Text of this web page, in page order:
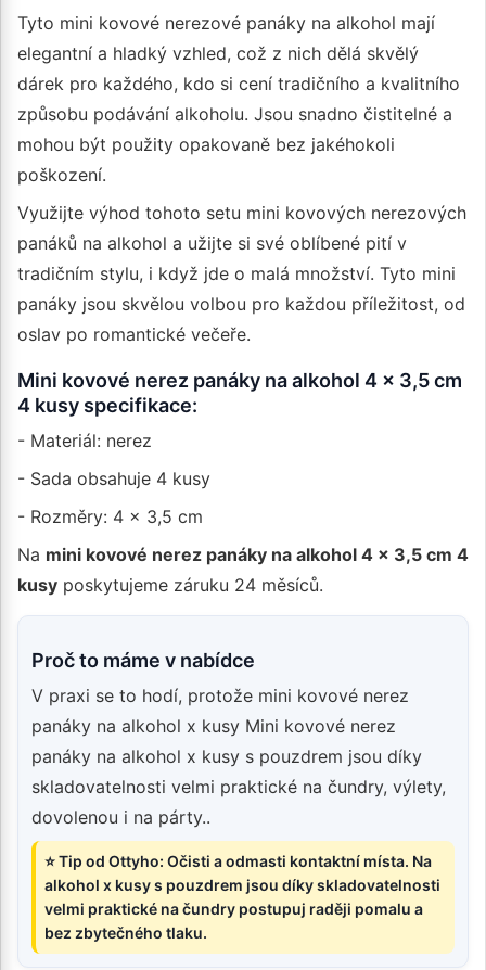
Tyto mini kovové nerezové panáky na alkohol mají
elegantní a hladký vzhled, což z nich dělá skvělý
dárek pro každého, kdo si cení tradičního a kvalitního
způsobu podávání alkoholu. Jsou snadno čistitelné a
mohou být použity opakovaně bez jakéhokoli
poškození.
Využijte výhod tohoto setu mini kovových nerezových
panáků na alkohol a užijte si své oblíbené pití v
tradičním stylu, i když jde o malá množství. Tyto mini
panáky jsou skvělou volbou pro každou příležitost, od
oslav po romantické večeře.
Mini kovové nerez panáky na alkohol 4 x 3,5 cm
4 kusy specifikace:
- Materiál: nerez
- Sada obsahuje 4 kusy
- Rozměry: 4 x 3,5 cm
Na mini kovové nerez panáky na alkohol 4 x 3,5 cm 4
kusy poskytujeme záruku 24 měsíců.
Proč to máme v nabídce
V praxi se to hodí, protože mini kovové nerez
panáky na alkohol x kusy Mini kovové nerez
panáky na alkohol x kusy s pouzdrem jsou díky
skladovatelnosti velmi praktické na čundry, výlety,
dovolenou i na párty..
⭐ Tip od Ottyho: Očisti a odmasti kontaktní místa. Na
alkohol x kusy s pouzdrem jsou díky skladovatelnosti
velmi praktické na čundry postupuj raději pomalu a
bez zbytečného tlaku.